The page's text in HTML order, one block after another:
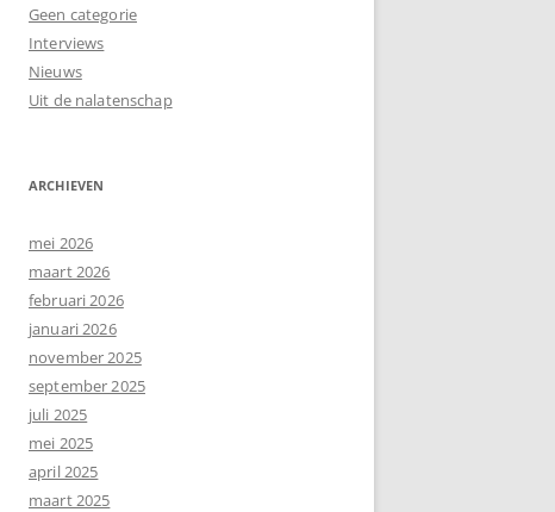
Geen categorie
Interviews
Nieuws
Uit de nalatenschap
ARCHIEVEN
mei 2026
maart 2026
februari 2026
januari 2026
november 2025
september 2025
juli 2025
mei 2025
april 2025
maart 2025